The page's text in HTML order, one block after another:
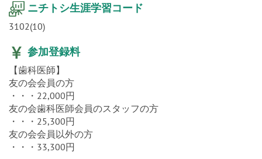
ニチトシ生涯学習コード
3102(10)
参加登録料
【歯科医師】
友の会会員の方
・・・22,000円
友の会歯科医師会員のスタッフの方
・・・25,300円
友の会会員以外の方
・・・33,300円